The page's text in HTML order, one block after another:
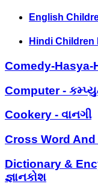
English
Hindi Children
Comedy-Hasya-
Computer -
Cookery - વાનગી
Cross Word And
Dictionary &
જ્ઞાનકોશ